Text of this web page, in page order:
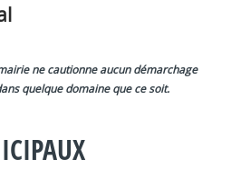
ne cautionne aucun démarchage
quelque domaine que ce soit.